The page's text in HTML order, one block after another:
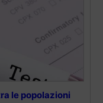
le popolazioni